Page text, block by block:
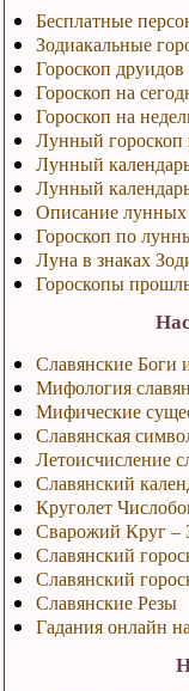
Бесплатные
Зодиакальные
Гороскоп друидов
Гороскоп на
Гороскоп на
Лунный гороскоп
Лунный
Лунный
Описание лунных
Гороскоп по
Луна в знаках
Гороскопы
Славянские Боги
Мифология славян
Мифические
Славянская
Летоисчисление
Славянский
Круголет
Сварожий Круг –
Славянский
Славянский
Славянские Резы
Гадания онлайн